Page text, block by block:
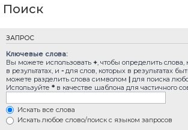
Поиск
ЗАПРОС
Ключевые слова:
Вы можете использовать + , чтобы определить
в результатах, и - для слов, которых в результатах
можете разделить слова символом | для поиска
Используйте * в качестве шаблона для частичного
Искать все слова
Искать любое слово/поиск с языком запросов